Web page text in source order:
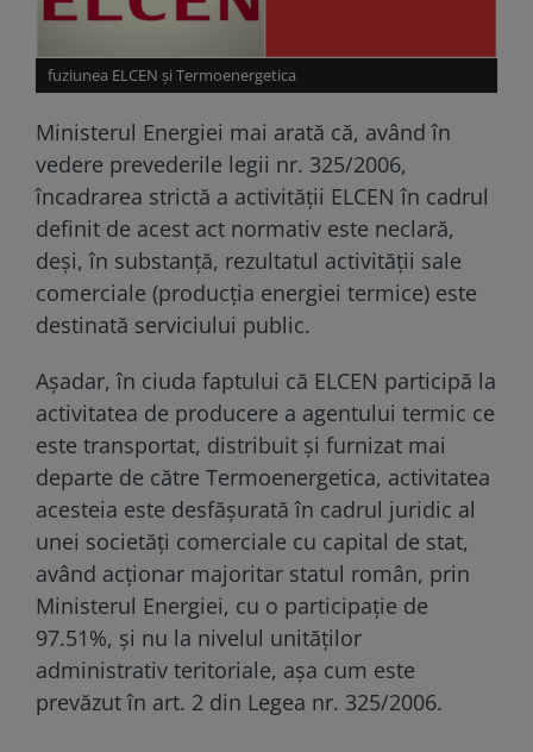
fuziunea ELCEN și Termoenergetica
Ministerul Energiei mai arată că, având în
vedere prevederile legii nr. 325/2006,
încadrarea strictă a activității ELCEN în cadrul
definit de acest act normativ este neclară,
deși, în substanță, rezultatul activității sale
comerciale (producția energiei termice) este
destinată serviciului public.
Așadar, în ciuda faptului că ELCEN participă la
activitatea de producere a agentului termic ce
este transportat, distribuit și furnizat mai
departe de către Termoenergetica, activitatea
acesteia este desfășurată în cadrul juridic al
unei societăți comerciale cu capital de stat,
având acționar majoritar statul român, prin
Ministerul Energiei, cu o participație de
97.51%, și nu la nivelul unităților
administrativ teritoriale, așa cum este
prevăzut în art. 2 din Legea nr. 325/2006.